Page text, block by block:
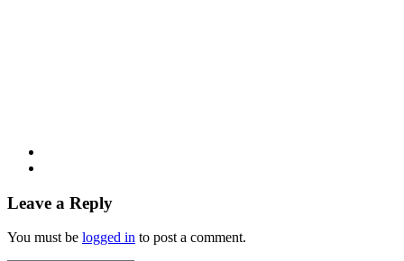
Leave a Reply
You must be logged in to post a comment.